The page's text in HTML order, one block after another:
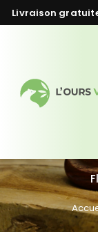
Livraison